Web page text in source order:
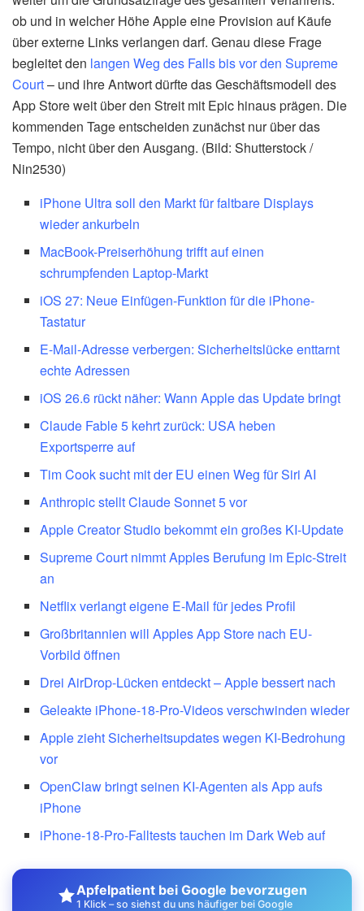
ob und in welcher Höhe Apple eine Provision auf Käufe
über externe Links verlangen darf. Genau diese Frage
begleitet den langen Weg des Falls bis vor den Supreme
Court– und ihre Antwort dürfte das Geschäftsmodell des
App Store weit über den Streit mit Epic hinaus prägen. Die
kommenden Tage entscheiden zunächst nur über das
Tempo, nicht über den Ausgang. (Bild: Shutterstock /
Nin2530)
iPhone Ultra soll den Markt für faltbare Displays
wieder ankurbeln
MacBook-Preiserhöhung trifft auf einen
schrumpfenden Laptop-Markt
iOS 27: Neue Einfügen-Funktion für die iPhone-
Tastatur
E-Mail-Adresse verbergen: Sicherheitslücke enttarnt
echte Adressen
iOS 26.6 rückt näher: Wann Apple das Update bringt
Claude Fable 5 kehrt zurück: USA heben
Exportsperre auf
Tim Cook sucht mit der EU einen Weg für Siri AI
Anthropic stellt Claude Sonnet 5 vor
Apple Creator Studio bekommt ein großes KI-Update
Supreme Court nimmt Apples Berufung im Epic-Streit
an
Netflix verlangt eigene E-Mail für jedes Profil
Großbritannien will Apples App Store nach EU-
Vorbild öffnen
Drei AirDrop-Lücken entdeckt – Apple bessert nach
Geleakte iPhone-18-Pro-Videos verschwinden wieder
Apple zieht Sicherheitsupdates wegen KI-Bedrohung
vor
OpenClaw bringt seinen KI-Agenten als App aufs
iPhone
iPhone-18-Pro-Falltests tauchen im Dark Web auf
Apfelpatient bei Google bevorzugen
1 Klick – so siehst du uns häufiger bei Google